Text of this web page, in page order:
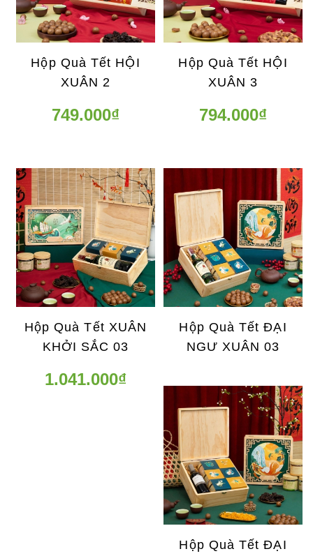
Hộp Quà Tết HỘI
XUÂN 2
749.000₫
Hộp Quà Tết HỘI
XUÂN 3
794.000₫
Hộp Quà Tết XUÂN
KHỞI SẮC 03
1.041.000₫
Hộp Quà Tết ĐẠI
NGƯ XUÂN 03
Hộp Quà Tết ĐẠI